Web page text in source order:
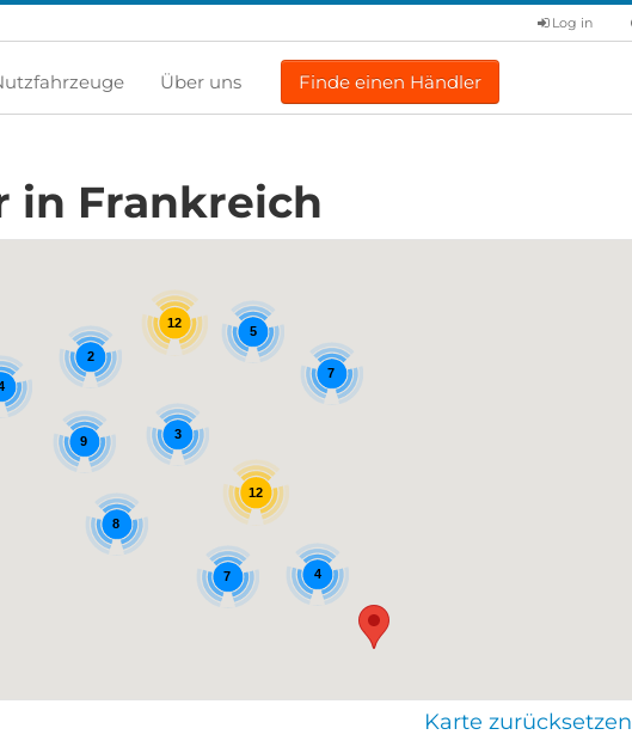
Log in
Über uns Finde einen Händler
in Frankreich
12
4
9
7
5
2
12
8
7
3
Karte zurücksetzen